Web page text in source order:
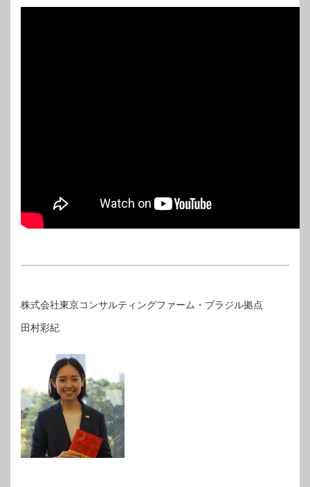
株式会社東京コンサルティングファーム・ブラジル拠点
田村彩紀